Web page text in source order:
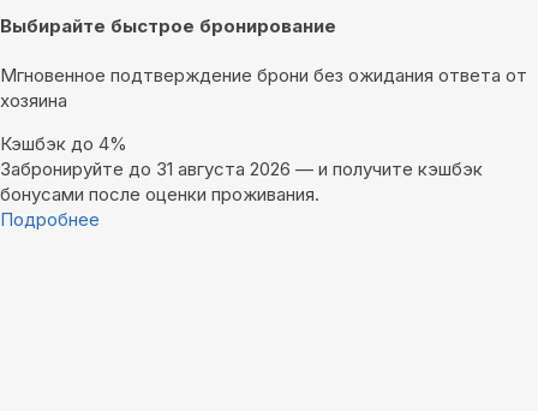
Выбирайте быстрое бронирование
Мгновенное подтверждение брони без ожидания ответа от
хозяина
Кэшбэк до 4%
Забронируйте до 31 августа 2026 — и получите кэшбэк
бонусами после оценки проживания.
Подробнее